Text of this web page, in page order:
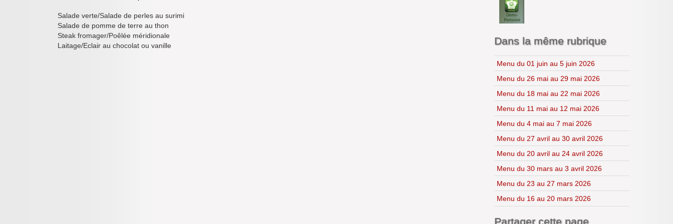
Salade verte/Salade de perles au surimi
Salade de pomme de terre au thon
Steak fromager/Poêlée méridionale
Laitage/Eclair au chocolat ou vanille
Lycéens au cinéma
CDI
Dans la même rubrique
Menu du 01 juin au 5 juin 2026
Menu du 26 mai au 29 mai 2026
Menu du 18 mai au 22 mai 2026
Menu du 11 mai au 12 mai 2026
Menu du 4 mai au 7 mai 2026
Menu du 27 avril au 30 avril 2026
Menu du 20 avril au 24 avril 2026
Menu du 30 mars au 3 avril 2026
Menu du 23 au 27 mars 2026
Menu du 16 au 20 mars 2026
Partager cette page